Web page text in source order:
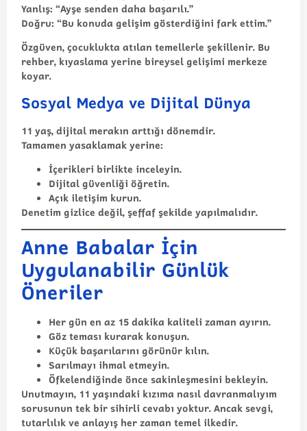
Yanlış: “Ayşe senden daha başarılı.”
Doğru: “Bu konuda gelişim gösterdiğini fark ettim.”
Özgüven, çocuklukta atılan temellerle şekillenir. Bu
rehber, kıyaslama yerine bireysel gelişimi merkeze
koyar.
Sosyal Medya ve Dijital Dünya
11 yaş, dijital merakın arttığı dönemdir.
Tamamen yasaklamak yerine:
İçerikleri birlikte inceleyin.
Dijital güvenliği öğretin.
Açık iletişim kurun.
Denetim gizlice değil, şeffaf şekilde yapılmalıdır.
Anne Babalar İçin
Uygulanabilir Günlük
Öneriler
Her gün en az 15 dakika kaliteli zaman ayırın.
Göz teması kurarak konuşun.
Küçük başarılarını görünür kılın.
Sarılmayı ihmal etmeyin.
Öfkelendiğinde önce sakinleşmesini bekleyin.
Unutmayın, 11 yaşındaki kızıma nasıl davranmalıyım
sorusunun tek bir sihirli cevabı yoktur. Ancak sevgi,
tutarlılık ve anlayış her zaman temel ilkedir.